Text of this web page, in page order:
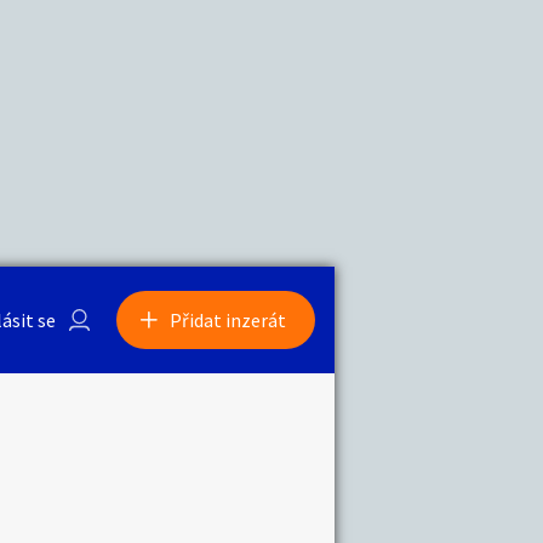
se Přidat inzerát
Sběratelství
0/1000